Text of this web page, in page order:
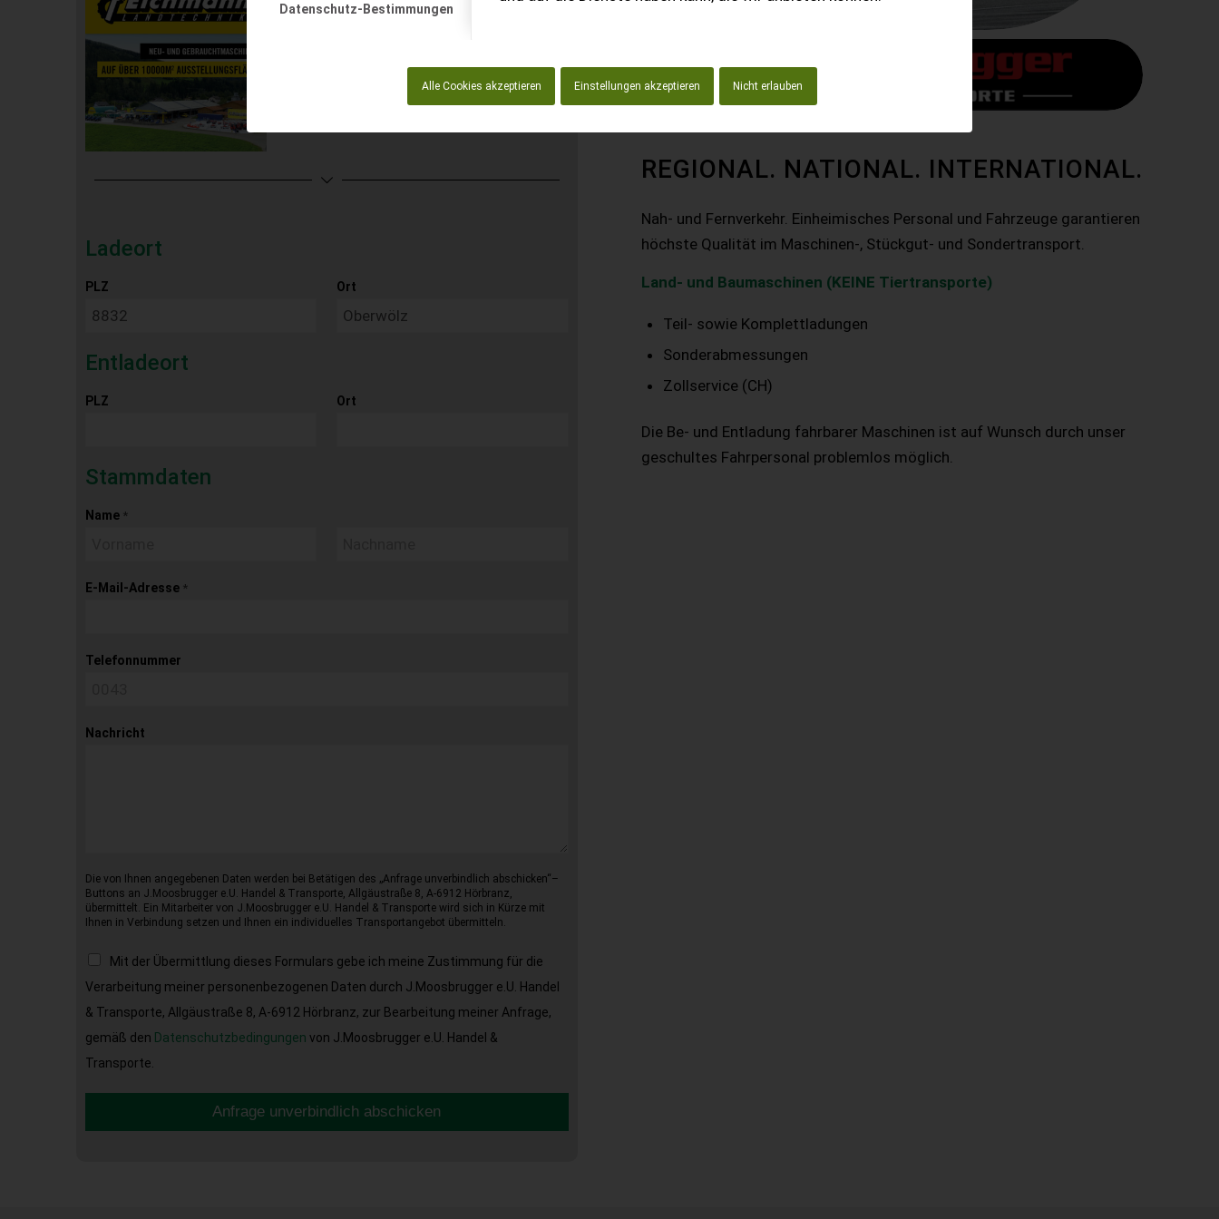
Datenschutz-Bestimmungen
Alle Cookies akzeptieren Einstellungen akzeptieren Nicht erlauben
Ladeort
PLZ Ort
Entladeort
PLZ Ort
Stammdaten
Name *
E-Mail-Adresse *
Telefonnummer
Nachricht
Die von Ihnen angegebenen Daten werden bei Betätigen des „Anfrage unverbindlich abschicken“–
Buttons an J.Moosbrugger e.U. Handel & Transporte, Allgäustraße 8, A-6912 Hörbranz,
übermittelt. Ein Mitarbeiter von J.Moosbrugger e.U. Handel & Transporte wird sich in Kürze mit
Ihnen in Verbindung setzen und Ihnen ein individuelles Transportangebot übermitteln.
Mit der Übermittlung dieses Formulars gebe ich meine Zustimmung für die
Verarbeitung meiner personenbezogenen Daten durch J.Moosbrugger e.U. Handel
& Transporte, Allgäustraße 8, A-6912 Hörbranz, zur Bearbeitung meiner Anfrage,
gemäß den Datenschutzbedingungen von J.Moosbrugger e.U. Handel &
Transporte.
Anfrage unverbindlich abschicken
REGIONAL. NATIONAL. INTERNATIONAL.
Nah- und Fernverkehr. Einheimisches Personal und Fahrzeuge garantieren
höchste Qualität im Maschinen-, Stückgut- und Sondertransport.
Land- und Baumaschinen (KEINE Tiertransporte)
Teil- sowie Komplettladungen
Sonderabmessungen
Zollservice (CH)
Die Be- und Entladung fahrbarer Maschinen ist auf Wunsch durch unser
geschultes Fahrpersonal problemlos möglich.